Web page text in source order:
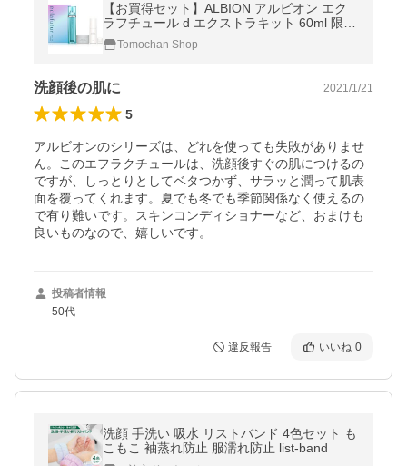
【お買得セット】ALBION アルビオン エク
ラフチュール d エクストラキット 60ml 限定
発売 美容液 化粧水 リンクルリペアリフト 母
の日 プレゼントおすすめ
Tomochan Shop
洗顔後の肌に 2021/1/21
5
アルビオンのシリーズは、どれを使っても失敗がありませ
ん。このエフラクチュールは、洗顔後すぐの肌につけるの
ですが、しっとりとしてベタつかず、サラッと潤って肌表
面を覆ってくれます。夏でも冬でも季節関係なく使えるの
で有り難いです。スキンコンディショナーなど、おまけも
良いものなので、嬉しいです。
投稿者情報
50代
違反報告 いいね 0
洗顔 手洗い 吸水 リストバンド 4色セット も
こもこ 袖蒸れ防止 服濡れ防止 list-band